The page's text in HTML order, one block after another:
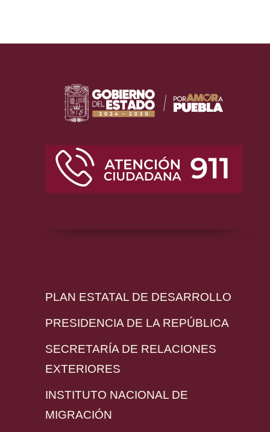
PLAN ESTATAL DE DESARROLLO
PRESIDENCIA DE LA REPÚBLICA
SECRETARÍA DE RELACIONES
EXTERIORES
INSTITUTO NACIONAL DE
MIGRACIÓN